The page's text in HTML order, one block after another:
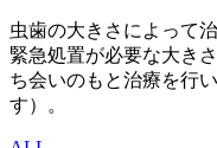
虫歯の大きさによって
緊急処置が必要な大き
ち会いのもと治療を行
す）。